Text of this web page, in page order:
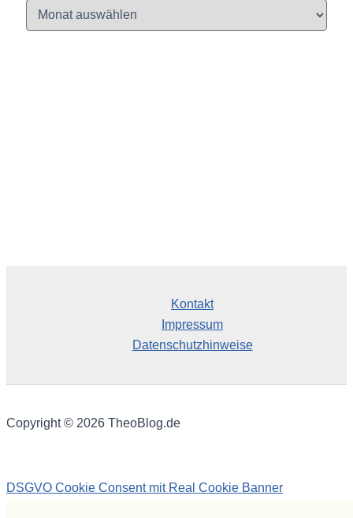
Kontakt
Impressum
Datenschutzhinweise
Copyright © 2026 TheoBlog.de
DSGVO Cookie Consent mit Real Cookie Banner